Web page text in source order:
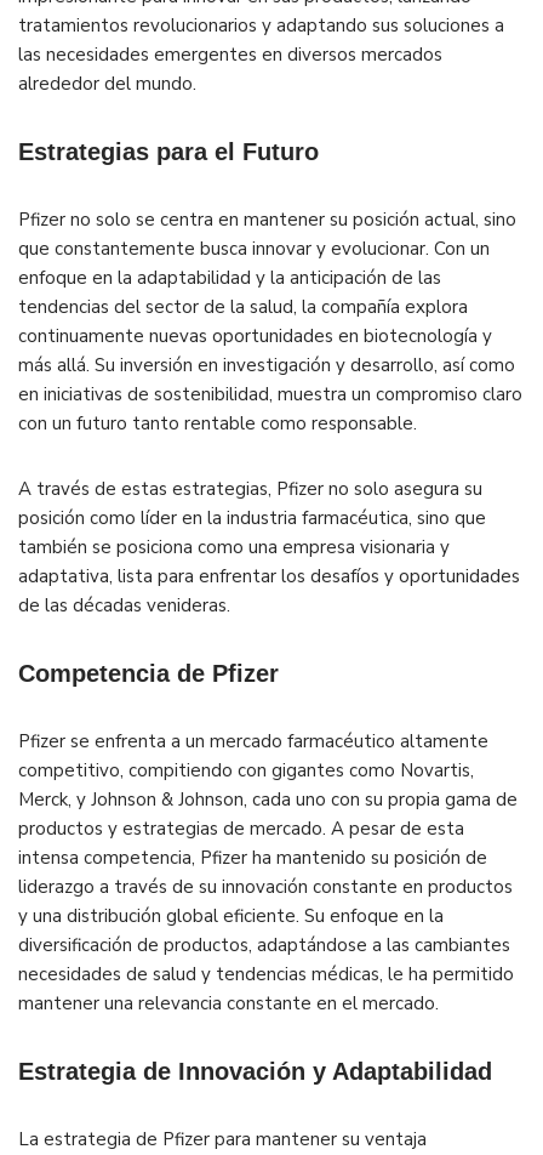
tratamientos revolucionarios y adaptando sus soluciones a
las necesidades emergentes en diversos mercados
alrededor del mundo.
Estrategias para el Futuro
Pfizer no solo se centra en mantener su posición actual, sino
que constantemente busca innovar y evolucionar. Con un
enfoque en la adaptabilidad y la anticipación de las
tendencias del sector de la salud, la compañía explora
continuamente nuevas oportunidades en biotecnología y
más allá. Su inversión en investigación y desarrollo, así como
en iniciativas de sostenibilidad, muestra un compromiso claro
con un futuro tanto rentable como responsable.
A través de estas estrategias, Pfizer no solo asegura su
posición como líder en la industria farmacéutica, sino que
también se posiciona como una empresa visionaria y
adaptativa, lista para enfrentar los desafíos y oportunidades
de las décadas venideras.
Competencia de Pfizer
Pfizer se enfrenta a un mercado farmacéutico altamente
competitivo, compitiendo con gigantes como Novartis,
Merck, y Johnson & Johnson, cada uno con su propia gama de
productos y estrategias de mercado. A pesar de esta
intensa competencia, Pfizer ha mantenido su posición de
liderazgo a través de su innovación constante en productos
y una distribución global eficiente. Su enfoque en la
diversificación de productos, adaptándose a las cambiantes
necesidades de salud y tendencias médicas, le ha permitido
mantener una relevancia constante en el mercado.
Estrategia de Innovación y Adaptabilidad
La estrategia de Pfizer para mantener su ventaja